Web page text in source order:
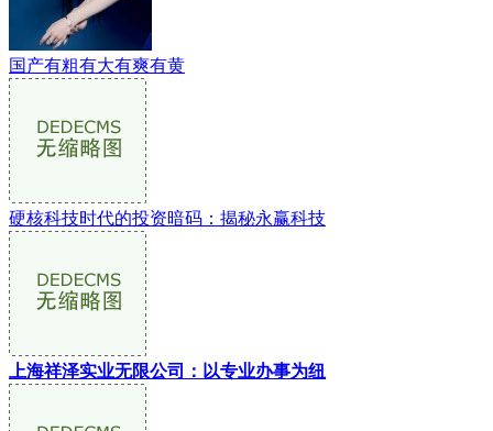
国产有粗有大有爽有黄
硬核科技时代的投资暗码：揭秘永赢科技
上海祥泽实业无限公司：以专业办事为纽